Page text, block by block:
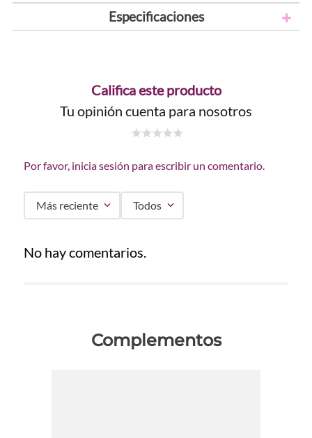
Especificaciones
Califica este producto
Tu opinión cuenta para nosotros
Por favor, inicia sesión para escribir un comentario.
Más reciente Todos
No hay comentarios.
Complementos